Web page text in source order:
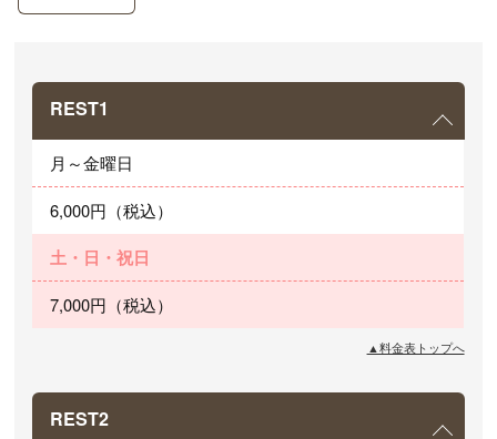
REST1
月～金曜日
6,000円（税込）
土・日・祝日
7,000円（税込）
▲料金表トップへ
REST2